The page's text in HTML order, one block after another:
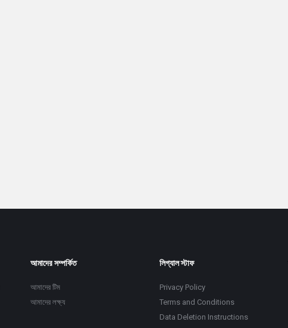
আমাদের সম্পর্কিত
আমাদের টিম
আমাদের লক্ষ্য
লিগ্যাল স্টাফ
Privacy Policy
Terms and Conditions
Data Deletion Instructions